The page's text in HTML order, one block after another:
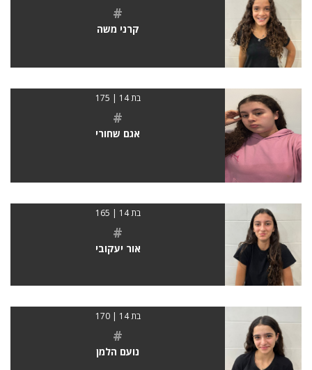
#
קרני משה
בת 14 | 175
#
אגם שחורי
בת 14 | 165
#
אור יעקובי
בת 14 | 170
#
נועם הלמן